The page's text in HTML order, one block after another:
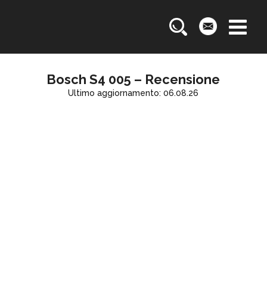
Bosch S4 005 – Recensione
Ultimo aggiornamento: 06.08.26